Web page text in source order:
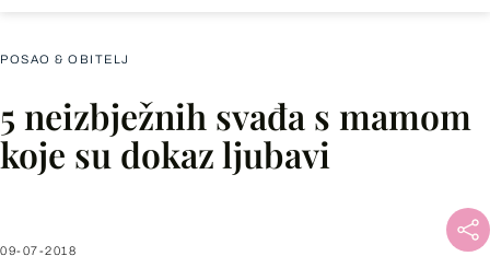
POSAO & OBITELJ
5 neizbježnih svađa s mamom
koje su dokaz ljubavi
09-07-2018
Facebook